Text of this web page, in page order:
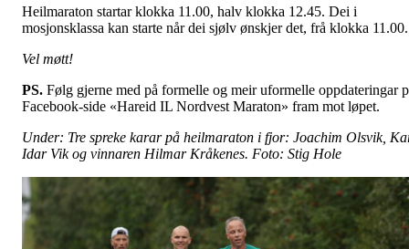
Heilmaraton startar klokka 11.00, halv klokka 12.45. Dei i
mosjonsklassa kan starte når dei sjølv ønskjer det, frå klokka 11.00.
Vel møtt!
PS. Følg gjerne med på formelle og meir uformelle oppdateringar
Facebook-side «Hareid IL Nordvest Maraton» fram mot løpet.
Under: Tre spreke karar på heilmaraton i fjor: Joachim Olsvik,
Idar Vik og vinnaren Hilmar Kråkenes. Foto: Stig Hole